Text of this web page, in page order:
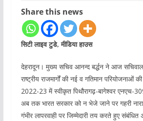
Share this news
सिटी लाइव टुडे, मीडिया हाउस
देहरादून। मुख्य सचिव आनन्द बर्द्धन ने आज
राष्ट्रीय राजमार्गों की नई व गतिमान परियोजनाओं
2022-23 में स्वीकृत पिथौरागढ़-बागेश्वर एनएच-
अब तक भारत सरकार को न भेजे जाने पर गहरी
गंभीर लापरवाही पर जिम्मेदारी तय करते हुए संबंधित